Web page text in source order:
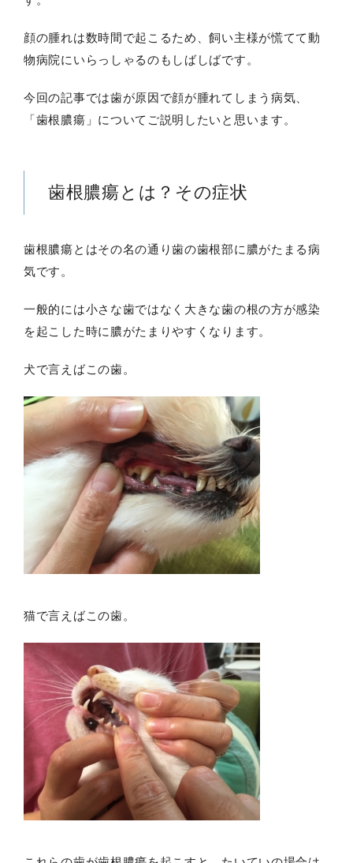
顔の腫れは数時間で起こるため、飼い主様が慌てて動
物病院にいらっしゃるのもしばしばです。
今回の記事では歯が原因で顔が腫れてしまう病気、
「歯根膿瘍」についてご説明したいと思い ます。
歯根膿瘍とは？その症状
歯根膿瘍とはその名の通り歯の歯根部に膿がたまる病
気です。
一般的には小さな歯ではなく大きな歯の根の方が感染
を起こした時に膿がたまりやすくなります。
犬で言えばこの歯。
猫で言えばこの歯。